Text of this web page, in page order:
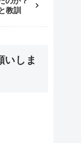
教訓
いしま